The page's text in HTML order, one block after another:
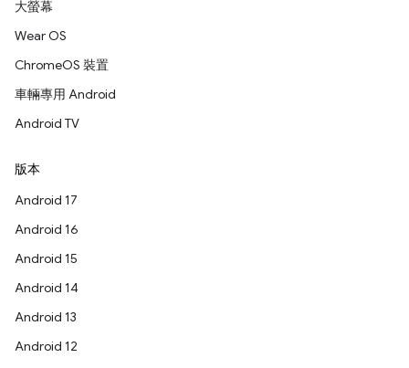
大螢幕
Wear OS
ChromeOS 裝置
車輛專用 Android
Android TV
版本
Android 17
Android 16
Android 15
Android 14
Android 13
Android 12